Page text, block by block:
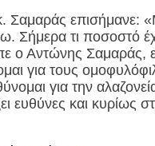
επισήμανε:
Σήμερα τι ποσοστό
ο Αντώνης
για τους
για την
και κυρίως στο